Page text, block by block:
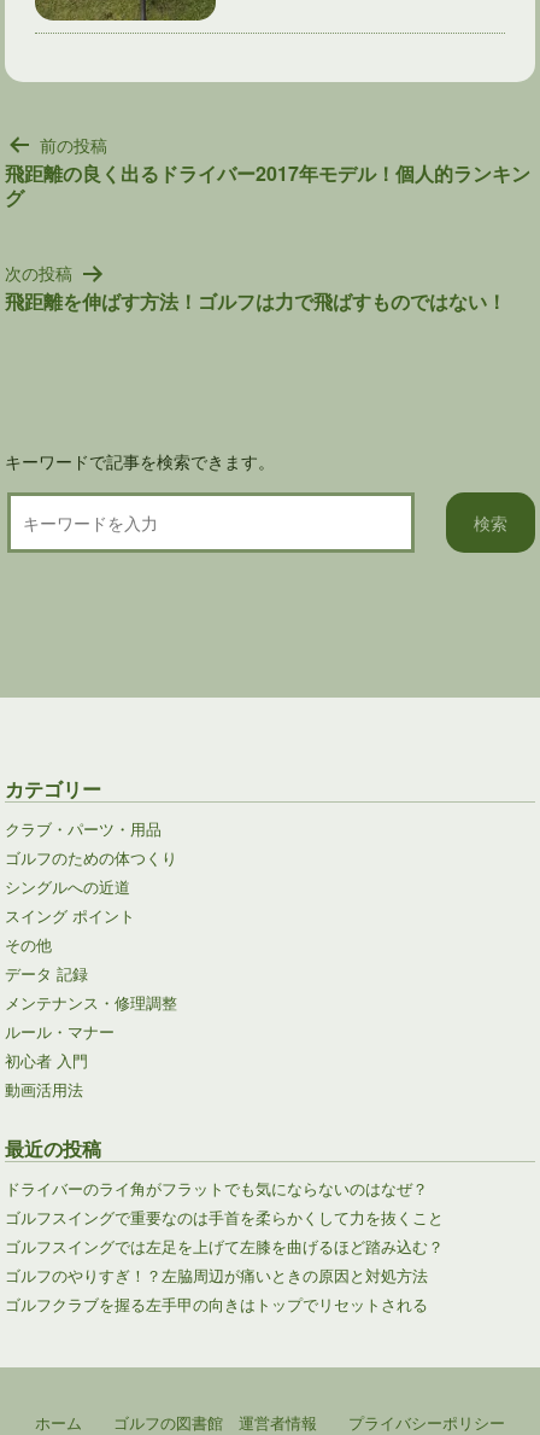
投
稿
ナ
ゲ
ー
シ
前の投稿
飛距離の良く出るドライバー2017年モデル！個人的ランキン
グ
次の投稿
飛距離を伸ばす方法！ゴルフは力で飛ばすものではない！
キーワードで記事を検索できます。
カテゴリー
クラブ・パーツ・用品
ゴルフのための体つくり
シングルへの近道
スイング ポイント
その他
データ 記録
メンテナンス・修理調整
ルール・マナー
初心者 入門
動画活用法
最近の投稿
ドライバーのライ角がフラットでも気にならないのはなぜ？
ゴルフスイングで重要なのは手首を柔らかくして力を抜くこと
ゴルフスイングでは左足を上げて左膝を曲げるほど踏み込む？
ゴルフのやりすぎ！？左脇周辺が痛いときの原因と対処方法
ゴルフクラブを握る左手甲の向きはトップでリセットされる
ホーム ゴルフの図書館 運営者情報 プライバシーポリシー